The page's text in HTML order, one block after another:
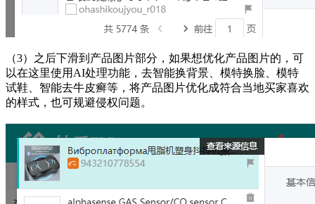
（3）之后下滑到产品图片部分，如果想优化产品图片的，可
以在这里使用 AI处理功能，去智能换背景、模特换脸、模特
试鞋、智能去牛皮癣等，将产品图片优化成符合当地买家喜欢
的样式，也可规避侵权问题。